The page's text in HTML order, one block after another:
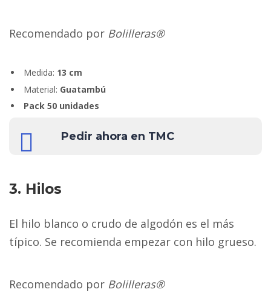
Recomendado por Bolilleras®
Medida: 13 cm
Material: Guatambú
Pack 50 unidades
Pedir ahora en TMC
3. Hilos
El hilo blanco o crudo de algodón es el más
típico. Se recomienda empezar con hilo grueso.
Recomendado por Bolilleras®